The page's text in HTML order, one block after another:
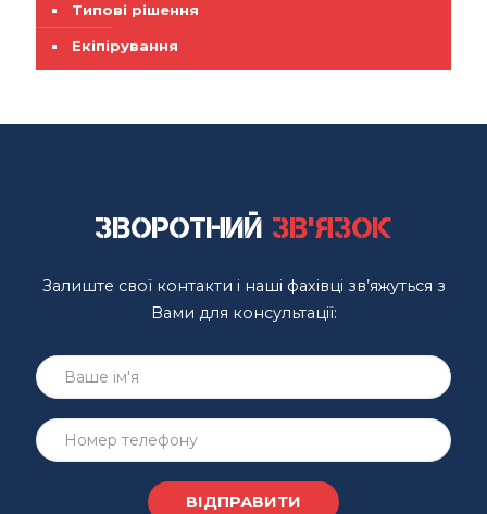
Типові рішення
Екіпірування
Зворотний зв'язок
Залиште свої контакти і наші фахівці зв’яжуться з
Вами для консультації: